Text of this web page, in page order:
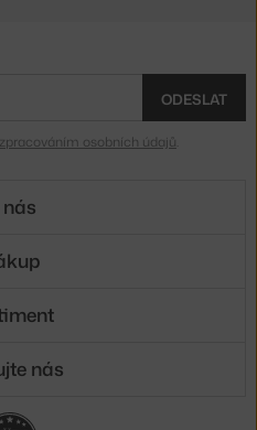
ODESLAT
zpracováním osobních údajů
nás